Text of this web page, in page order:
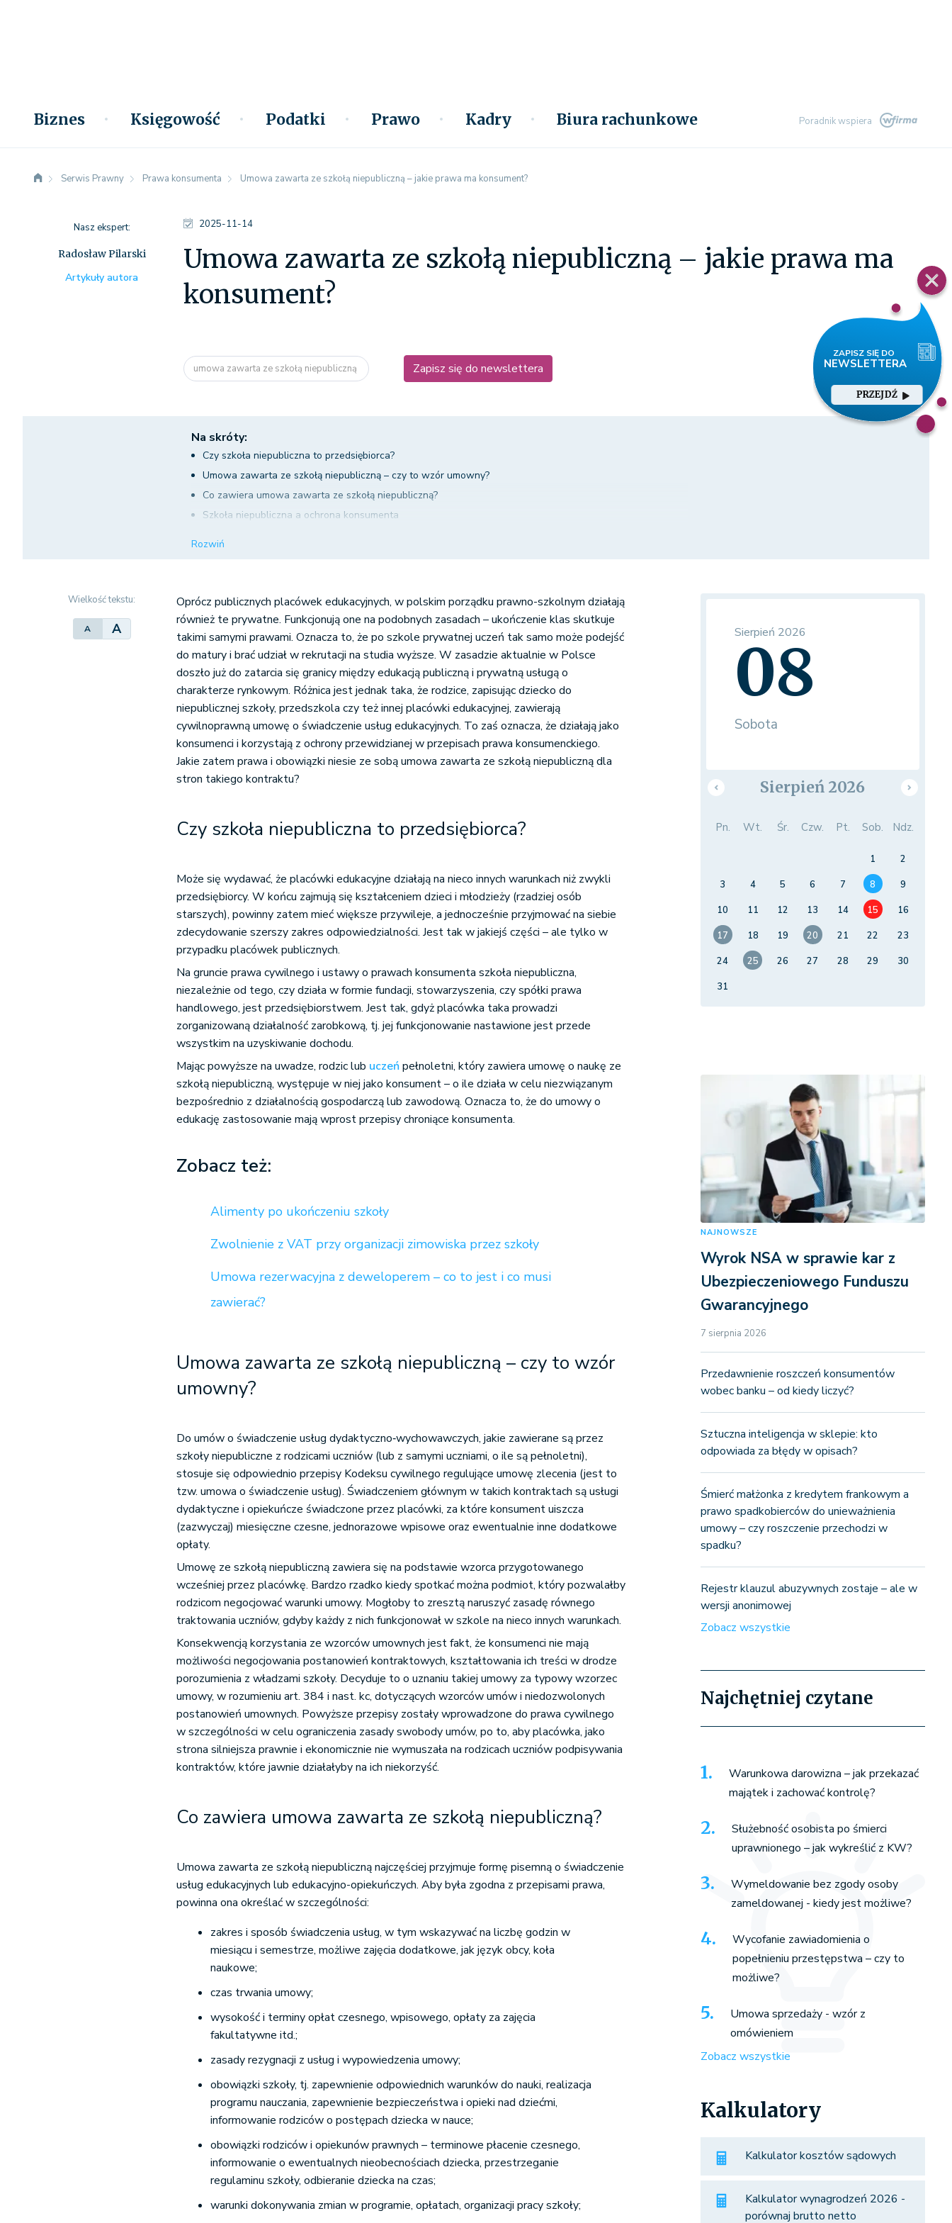
Biznes Księgowość Podatki Prawo Kadry Biura rachunkowe Poradnik wspiera
PRZEJDŹ
Serwis Prawny Prawa konsumenta Umowa zawarta ze szkołą niepubliczną – jakie prawa ma konsument?
2025-11-14
Umowa zawarta ze szkołą niepubliczną – jakie prawa ma
konsument?
umowa zawarta ze szkołą niepubliczną Zapisz się do newslettera
Nasz ekspert:
Radosław Pilarski
Artykuły autora
Na skróty:
Czy szkoła niepubliczna to przedsiębiorca?
Umowa zawarta ze szkołą niepubliczną – czy to wzór umowny?
Co zawiera umowa zawarta ze szkołą niepubliczną?
Szkoła niepubliczna a ochrona konsumenta
Rozwiń
Wielkość tekstu:
A A
Oprócz publicznych placówek edukacyjnych, w polskim porządku prawno-szkolnym działają
również te prywatne. Funkcjonują one na podobnych zasadach – ukończenie klas skutkuje
takimi samymi prawami. Oznacza to, że po szkole prywatnej uczeń tak samo może podejść
do matury i brać udział w rekrutacji na studia wyższe. W zasadzie aktualnie w Polsce
doszło już do zatarcia się granicy między edukacją publiczną i prywatną usługą o
charakterze rynkowym. Różnica jest jednak taka, że rodzice, zapisując dziecko do
niepublicznej szkoły, przedszkola czy też innej placówki edukacyjnej, zawierają
cywilnoprawną umowę o świadczenie usług edukacyjnych. To zaś oznacza, że działają jako
konsumenci i korzystają z ochrony przewidzianej w przepisach prawa konsumenckiego.
Jakie zatem prawa i obowiązki niesie ze sobą umowa zawarta ze szkołą niepubliczną dla
stron takiego kontraktu?
Czy szkoła niepubliczna to przedsiębiorca?
Może się wydawać, że placówki edukacyjne działają na nieco innych warunkach niż zwykli
przedsiębiorcy. W końcu zajmują się kształceniem dzieci i młodzieży (rzadziej osób
starszych), powinny zatem mieć większe przywileje, a jednocześnie przyjmować na siebie
zdecydowanie szerszy zakres odpowiedzialności. Jest tak w jakiejś części – ale tylko w
przypadku placówek publicznych.
Na gruncie prawa cywilnego i ustawy o prawach konsumenta szkoła niepubliczna,
niezależnie od tego, czy działa w formie fundacji, stowarzyszenia, czy spółki prawa
handlowego, jest przedsiębiorstwem. Jest tak, gdyż placówka taka prowadzi
zorganizowaną działalność zarobkową, tj. jej funkcjonowanie nastawione jest przede
wszystkim na uzyskiwanie dochodu.
Mając powyższe na uwadze, rodzic lub uczeńpełnoletni, który zawiera umowę o naukę ze
szkołą niepubliczną, występuje w niej jako konsument – o ile działa w celu niezwiązanym
bezpośrednio z działalnością gospodarczą lub zawodową. Oznacza to, że do umowy o
edukację zastosowanie mają wprost przepisy chroniące konsumenta.
Zobacz też:
Alimenty po ukończeniu szkoły
Zwolnienie z VAT przy organizacji zimowiska przez szkoły
Umowa rezerwacyjna z deweloperem – co to jest i co musi
zawierać?
Umowa zawarta ze szkołą niepubliczną – czy to wzór
umowny?
Do umów o świadczenie usług dydaktyczno‐wychowawczych, jakie zawierane są przez
szkoły niepubliczne z rodzicami uczniów (lub z samymi uczniami, o ile są pełnoletni),
stosuje się odpowiednio przepisy Kodeksu cywilnego regulujące umowę zlecenia (jest to
tzw. umowa o świadczenie usług). Świadczeniem głównym w takich kontraktach są usługi
dydaktyczne i opiekuńcze świadczone przez placówki, za które konsument uiszcza
(zazwyczaj) miesięczne czesne, jednorazowe wpisowe oraz ewentualnie inne dodatkowe
opłaty.
Umowę ze szkołą niepubliczną zawiera się na podstawie wzorca przygotowanego
wcześniej przez placówkę. Bardzo rzadko kiedy spotkać można podmiot, który pozwalałby
rodzicom negocjować warunki umowy. Mogłoby to zresztą naruszyć zasadę równego
traktowania uczniów, gdyby każdy z nich funkcjonował w szkole na nieco innych warunkach.
Konsekwencją korzystania ze wzorców umownych jest fakt, że konsumenci nie mają
możliwości negocjowania postanowień kontraktowych, kształtowania ich treści w drodze
porozumienia z władzami szkoły. Decyduje to o uznaniu takiej umowy za typowy wzorzec
umowy, w rozumieniu art. 384 i nast. kc, dotyczących wzorców umów i niedozwolonych
postanowień umownych. Powyższe przepisy zostały wprowadzone do prawa cywilnego
w szczególności w celu ograniczenia zasady swobody umów, po to, aby placówka, jako
strona silniejsza prawnie i ekonomicznie nie wymuszała na rodzicach uczniów podpisywania
kontraktów, które jawnie działałyby na ich niekorzyść.
Co zawiera umowa zawarta ze szkołą niepubliczną?
Umowa zawarta ze szkołą niepubliczną najczęściej przyjmuje formę pisemną o świadczenie
usług edukacyjnych lub edukacyjno-opiekuńczych. Aby była zgodna z przepisami prawa,
powinna ona określać w szczególności:
zakres i sposób świadczenia usług, w tym wskazywać na liczbę godzin w
miesiącu i semestrze, możliwe zajęcia dodatkowe, jak język obcy, koła
naukowe;
czas trwania umowy;
wysokość i terminy opłat czesnego, wpisowego, opłaty za zajęcia
fakultatywne itd.;
zasady rezygnacji z usług i wypowiedzenia umowy;
obowiązki szkoły, tj. zapewnienie odpowiednich warunków do nauki, realizacja
programu nauczania, zapewnienie bezpieczeństwa i opieki nad dziećmi,
informowanie rodziców o postępach dziecka w nauce;
obowiązki rodziców i opiekunów prawnych – terminowe płacenie czesnego,
informowanie o ewentualnych nieobecnościach dziecka, przestrzeganie
regulaminu szkoły, odbieranie dziecka na czas;
warunki dokonywania zmian w programie, opłatach, organizacji pracy szkoły;
Sierpień 2026
08
Sobota
Sierpień 2026
Pn. Wt. Śr. Czw. Pt. Sob. Ndz.
1
2
3
4 5 6 7 8
9
10
11 12 13 14 15
16
17
18 19 20 21 22
23
24
25 26 27 28 29
30
31
NAJNOWSZE
Wyrok NSA w sprawie kar z
Ubezpieczeniowego Funduszu
Gwarancyjnego
7 sierpnia 2026
Przedawnienie roszczeń konsumentów
wobec banku – od kiedy liczyć?
Sztuczna inteligencja w sklepie: kto
odpowiada za błędy w opisach?
Śmierć małżonka z kredytem frankowym a
prawo spadkobierców do unieważnienia
umowy – czy roszczenie przechodzi w
spadku?
Rejestr klauzul abuzywnych zostaje – ale w
wersji anonimowej
Zobacz wszystkie
Najchętniej czytane
Warunkowa darowizna – jak przekazać
majątek i zachować kontrolę?
Służebność osobista po śmierci
uprawnionego – jak wykreślić z KW?
Wymeldowanie bez zgody osoby
zameldowanej - kiedy jest możliwe?
Wycofanie zawiadomienia o
popełnieniu przestępstwa – czy to
możliwe?
Umowa sprzedaży - wzór z
omówieniem
Zobacz wszystkie
Kalkulatory
Kalkulator kosztów sądowych
Kalkulator wynagrodzeń 2026 -
porównaj brutto netto